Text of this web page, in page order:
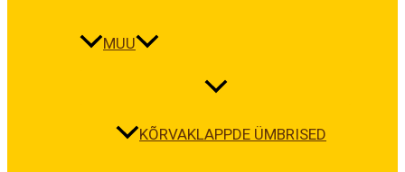
MUU
KÕRVAKLAPPDE ÜMBRISED